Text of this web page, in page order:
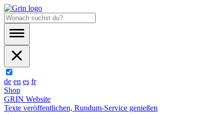
de en es fr
Shop
GRIN Website
Texte veröffentlichen, Rundum-Service genießen